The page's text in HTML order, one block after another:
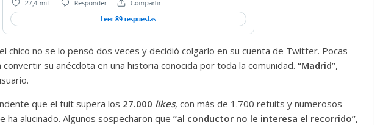
chico no se lo pensó dos veces y decidió colgarlo en su cuenta de Twitter. Pocas
su anécdota en una historia conocida por toda la comunidad. “Madrid”,
que el tuit supera los 27.000 likes, con más de 1.700 retuits y numerosos
alucinado. Algunos sospecharon que “al conductor no le interesa el recorrido”,